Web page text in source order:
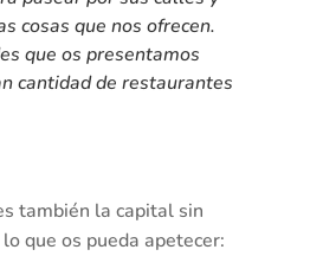
cosas que nos ofrecen.
que os presentamos
cantidad de restaurantes
también la capital sin
que os pueda apetecer: